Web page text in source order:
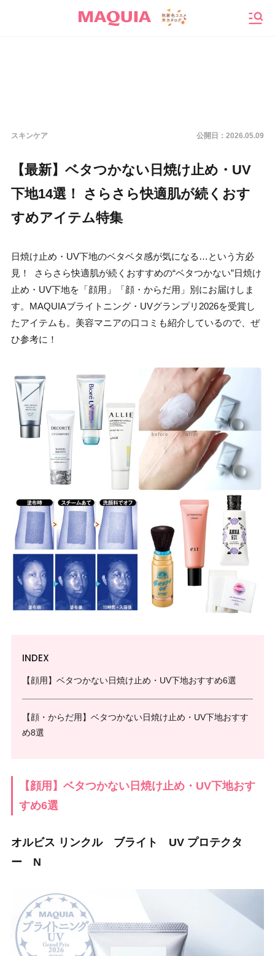
スキンケア 公開日： 2026.05.09
【最新】ベタつかない日焼け止め・UV
下地14選！ さらさら快適肌が続くおす
すめアイテム特集
日焼け止め・UV下地のベタベタ感が気になる…という方必
見！ さらさら快適肌が続くおすすめの“ベタつかない”日焼け
止め・UV下地を「顔用」「顔・からだ用」別にお届けしま
す。MAQUIAブライトニング・UVグランプリ2026を受賞し
たアイテムも。美容マニアの口コミも紹介しているので、ぜ
ひ参考に！
INDEX
【顔用】ベタつかない日焼け止め・UV下地おすすめ6選
【顔・からだ用】ベタつかない日焼け止め・UV下地おすす
め8選
【顔用】ベタつかない日焼け止め・UV下地おす
すめ6選
オルビス リンクル ブライト UV プロテクタ
ー N